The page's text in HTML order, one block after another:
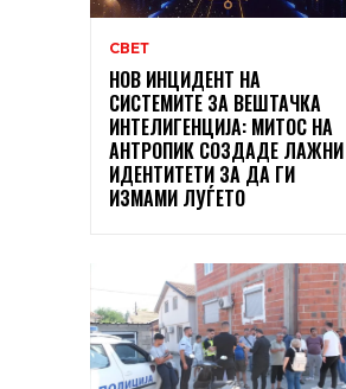
СВЕТ
НОВ ИНЦИДЕНТ НА
СИСТЕМИТЕ ЗА ВЕШТАЧКА
ИНТЕЛИГЕНЦИЈА: МИТОС НА
АНТРОПИК СОЗДАДЕ ЛАЖНИ
ИДЕНТИТЕТИ ЗА ДА ГИ
ИЗМАМИ ЛУЃЕТО